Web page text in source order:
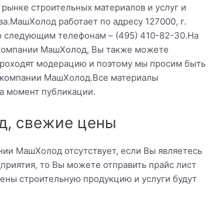
строительных материалов и услуг и
работает по адресу 127000, г.
следующим телефонам – (495) 410-82-30.На
МашХолод, Вы также можете
модерацию и поэтому мы просим быть
МашХолод.Все материалы
момент публикации.
свежие цены
МашХолод отсутствует, если Вы являетесь
то Вы можете отправить прайс лист
строительную продукцию и услуги будут